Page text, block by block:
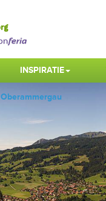
INSPIRATIE
Oberammergau